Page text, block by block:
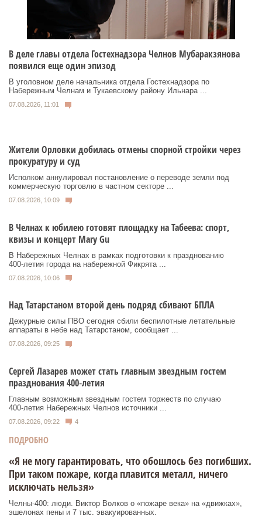
В деле главы отдела Гостехнадзора Челнов Мубаракзянова
появился еще один эпизод
В уголовном деле начальника отдела Гостехнадзора по
Набережным Челнам и Тукаевскому району Ильнара ...
07.08.2026, 11:01
Жители Орловки добилась отмены спорной стройки через
прокуратуру и суд
Исполком аннулировал постановление о переводе земли под
коммерческую торговлю в частном секторе ...
07.08.2026, 10:09
В Челнах к юбилею готовят площадку на Табеева: спорт,
квизы и концерт Mary Gu
В Набережных Челнах в рамках подготовки к празднованию
400‑летия города на набережной Фикрята ...
07.08.2026, 10:06
Над Татарстаном второй день подряд сбивают БПЛА
Дежурные силы ПВО сегодня сбили беспилотные летательные
аппараты в небе над Татарстаном, сообщает ...
07.08.2026, 09:25
Сергей Лазарев может стать главным звездным гостем
празднования 400‑летия
Главным возможным звездным гостем торжеств по случаю
400‑летия Набережных Челнов источники ...
07.08.2026, 09:22 4
ПОДРОБНО
«Я не могу гарантировать, что обошлось без погибших.
При таком пожаре, когда плавится металл, ничего
исключать нельзя»
Челны-400: люди. Виктор Волков о «пожаре века» на «движках»,
эшелонах пены и 7 тыс. эвакуированных.